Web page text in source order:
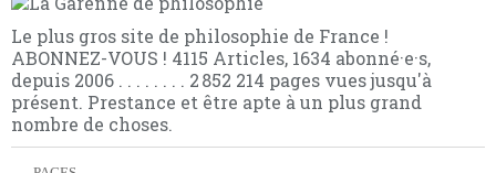
Le plus gros site de philosophie de France !
ABONNEZ-VOUS ! 4115 Articles, 1634 abonné·e·s,
depuis 2006 . . . . . . . . 2 852 214 pages vues jusqu'à
présent. Prestance et être apte à un plus grand
nombre de choses.